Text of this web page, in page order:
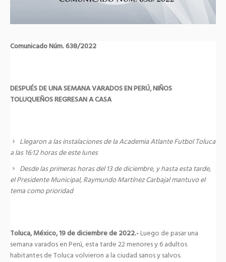
Comunicado Núm. 638/2022
DESPUÉS DE UNA SEMANA VARADOS EN PERÚ, NIÑOS
TOLUQUEÑOS REGRESAN A CASA
Llegaron a las instalaciones de la Academia Atlante Futbol Toluca
a las 16:12 horas de este lunes
Desde las primeras horas del 13 de diciembre, y hasta esta tarde,
el Presidente Municipal, Raymundo Martínez Carbajal mantuvo el
tema como prioridad
Toluca, México, 19 de diciembre de 2022.-Luego de pasar una
semana varados en Perú, esta tarde 22 menores y 6 adultos
habitantes de Toluca volvieron a la ciudad sanos y salvos.